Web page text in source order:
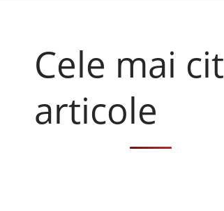
Cele mai
articole